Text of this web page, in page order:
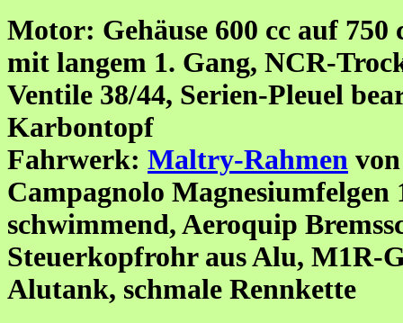
Motor: Gehäuse 600 cc auf
mit langem 1. Gang, NCR-
Ventile 38/44, Serien-Pleuel
Karbontopf
Fahrwerk: Maltry-Rahmen
Campagnolo Magnesiumfelgen
schwimmend, Aeroquip
Steuerkopfrohr aus Alu, M1R-
Alutank, schmale Rennkette